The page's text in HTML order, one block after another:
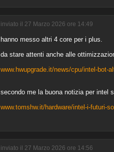
inviato il 27 Marzo 2026 ore 14:49
hanno messo altri 4 core per i plus.
da stare attenti anche alle
www.hwupgrade.it/news/cpu/intel-bot-
secondo me la buona notizia per intel
www.tomshw.it/hardware/intel-i-futuri-
inviato il 27 Marzo 2026 ore 14:56